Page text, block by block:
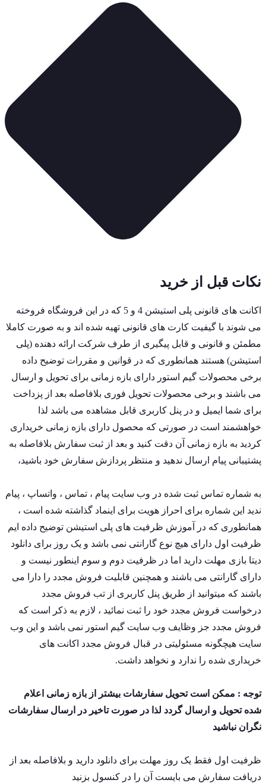
نکات قبل از خرید
اکانت های قانونی پلی استیشن 4 و 5 که در این فروشگاه فروخته
می شوند با گیفیت کارت های قانونی تهیه شده اند و به صورت کاملا
مطمئن و قانونی و قابل پیگیری از طرف شرکت ارائه دهنده (پلی
استیشن) هستند همانطوری که در قوانین و مقررات توضیح داده
برخی محصولات گیم استور دارای بازه زمانی برای تحویل و ارسال
می باشند و برخی محصولات تحویل فوری بلافاصله بعد از پزداخت
برای شما ایمیل و در پنل کاربری قابل مشاهده می باشد لذا
خواهشمند است در صورتی که محصول دارای بازه زمانی خریداری
کردید به بازه زمانی آن دقت کنید و بعد از ثبت سفارش بلافاصله به
پشتیبانی پیام ارسال ندهید و منتظر پردازش سفارش خود باشید،
به شماره تماس ثبت شده در وب سایت پیام ، تماس ، واتساپ ، پیام
ندید این شماره برای احراز هویت برای اینماد گذاشته شده است ،
همانطوری که در
آموزش ظرفیت های پلی استیشن توضیح داده ایم
ظرفیت اول دارای هیچ نوع گارانتی نمی باشد و یک روز برای دانلود
دیتا بازی مهلت دارید اما در ظرفیت دوم و سوم اینطور نیست و
دارای گارانتی می باشند و همچنین قابلیت فروش مجدد را دارا می
باشند که میتوانید از طریق پنل کاربری از تب فروش مجدد
درخواست فروش مجدد خود را ثبت نمائید ، لازم به ذکر است که
فروش مجدد جز وظایف وب سایت گیم استور نمی باشد و این وب
سایت هیچگونه مسئولیتی در قبال فروش مجدد اکانت های
خریداری شده را ندارد و نخواهد داشت.
توجه : ممکن است تحویل سفارشات بیشتر از بازه زمانی اعلام
شده تحویل و ارسال گردد لذا در صورت تاخیر در ارسال سفارشات
نگران نباشید
ظرفیت اول فقط یک روز مهلت برای دانلود دارید و بلافاصله بعد از
دریافت سفارش می بایست آن را در کنسول بزنید